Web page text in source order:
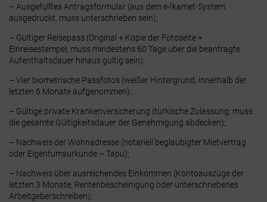
– Ausgefülltes Antragsformular (aus dem e-İkamet-System
ausgedruckt, muss unterschrieben sein);
– Gültiger Reisepass (Original + Kopie der Fotoseite +
Einreisestempel; muss mindestens 60 Tage über die beantragte
Aufenthaltsdauer hinaus gültig sein);
– Vier biometrische Passfotos (weißer Hintergrund, innerhalb der
letzten 6 Monate aufgenommen);
– Gültige private Krankenversicherung (türkische Zulassung; muss
die gesamte Gültigkeitsdauer der Genehmigung abdecken);
– Nachweis der Wohnadresse (notariell beglaubigter Mietvertrag
oder Eigentumsurkunde – Tapu);
– Nachweis über ausreichendes Einkommen (Kontoauszüge der
letzten 3 Monate, Rentenbescheinigung oder unterschriebenes
Arbeitgeberschreiben);